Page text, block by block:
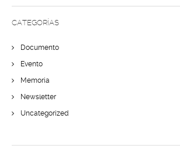
CATEGORÍAS
Documento
Evento
Memoria
Newsletter
Uncategorized